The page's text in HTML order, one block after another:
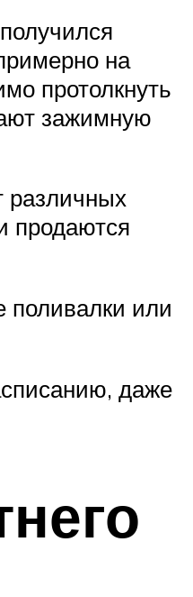
на
протолкнуть
зажимную
продаются
поливалки или
даже